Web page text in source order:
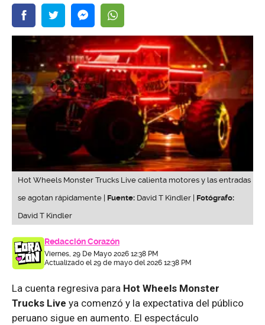
Hot Wheels Monster Trucks Live calienta motores y las entradas
se agotan rápidamente | Fuente: David T Kindler | Fotógrafo:
David T Kindler
Redacción Corazón
Viernes, 29 De Mayo 2026 12:38 PM
Actualizado el 29 de mayo del 2026 12:38 PM
La cuenta regresiva para Hot Wheels Monster
Trucks Live ya comenzó y la expectativa del público
peruano sigue en aumento. El espectáculo